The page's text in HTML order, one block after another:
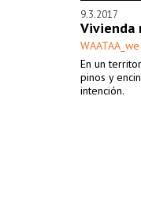
9.3.2017
Vivienda
En un
pinos y
intención.